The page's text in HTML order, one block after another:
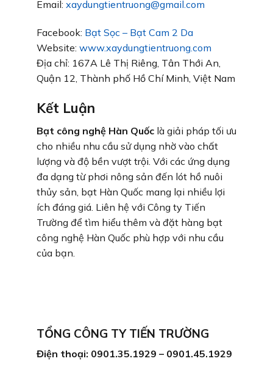
Email: xaydungtientruong@gmail.com
Facebook: Bạt Sọc – Bạt Cam 2 Da
Website: www.xaydungtientruong.com
Địa chỉ: 167A Lê Thị Riêng, Tân Thới An,
Quận 12, Thành phố Hồ Chí Minh, Việt Nam
Kết Luận
Bạt công nghệ Hàn Quốc là giải pháp tối ưu
cho nhiều nhu cầu sử dụng nhờ vào chất
lượng và độ bền vượt trội. Với các ứng dụng
đa dạng từ phơi nông sản đến lót hồ nuôi
thủy sản, bạt Hàn Quốc mang lại nhiều lợi
ích đáng giá. Liên hệ với Công ty Tiến
Trường để tìm hiểu thêm và đặt hàng bạt
công nghệ Hàn Quốc phù hợp với nhu cầu
của bạn.
TỔNG CÔNG TY TIẾN TRƯỜNG
Điện thoại: 0901.35.1929 – 0901.45.1929